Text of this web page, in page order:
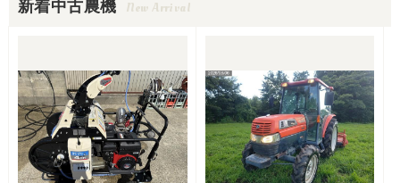
新着中古農機 New Arrival